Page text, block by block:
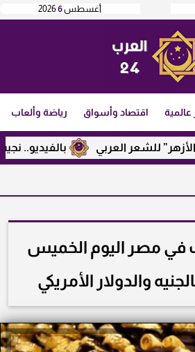
أغسطس6
2026
عالمية اقتصاد وأسواق رياضة وألعاب
بالفيديو.. نجيب العربي
في مصر اليوم الخميس